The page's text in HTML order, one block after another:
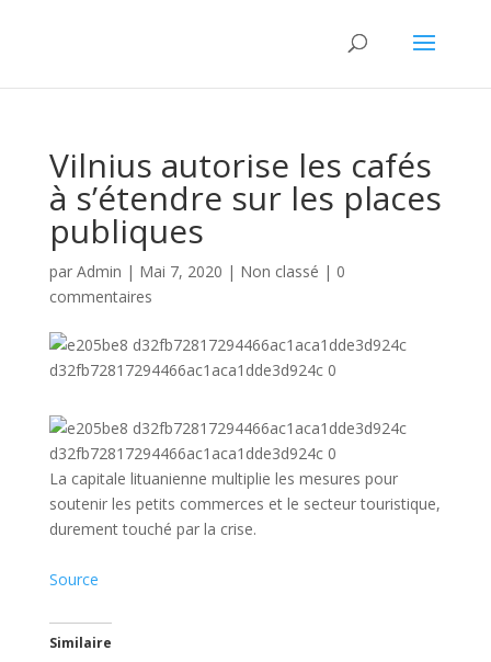
Vilnius autorise les cafés
à s’étendre sur les places
publiques
par Admin | Mai 7, 2020 | Non classé | 0
commentaires
La capitale lituanienne multiplie les mesures pour
soutenir les petits commerces et le secteur touristique,
durement touché par la crise.
Source
Similaire